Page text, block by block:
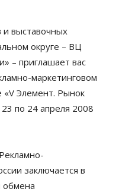
выставочных
округе – ВЦ
– приглашает вас
маркетинговом
Элемент. Рынок
по 24 апреля 2008
заключается в
обмена